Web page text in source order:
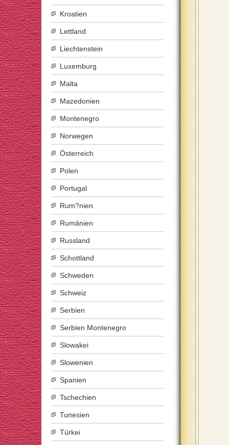
Kroatien
Lettland
Liechtenstein
Luxemburg
Malta
Mazedonien
Montenegro
Norwegen
Österreich
Polen
Portugal
Rum?nien
Rumänien
Russland
Schottland
Schweden
Schweiz
Serbien
Serbien Montenegro
Slowakei
Slowenien
Spanien
Tschechien
Tunesien
Türkei